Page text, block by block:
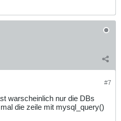
#7
warscheinlich nur die DBs
die zeile mit mysql_query()